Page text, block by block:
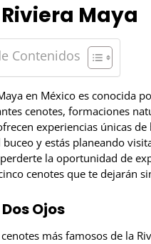
Maya
Contenidos
en México es conocida
cenotes, formaciones
experiencias únicas de
y estás planeando
la oportunidad de
cenotes que te dejarán
Ojos
más famosos de la